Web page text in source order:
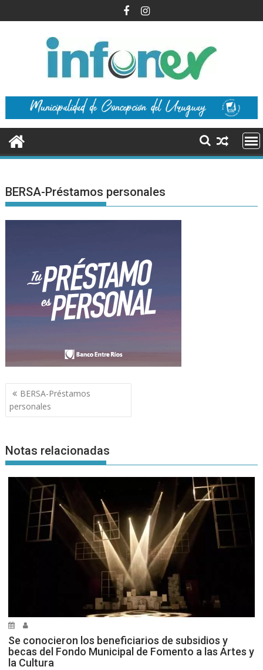
al
BERSA-Préstamos personales
Navegación
de
entradas
BERSA-Préstamos
personales
Notas relacionadas
Se conocieron los beneficiarios de subsidios y
becas del Fondo Municipal de Fomento a las Artes y
la Cultura